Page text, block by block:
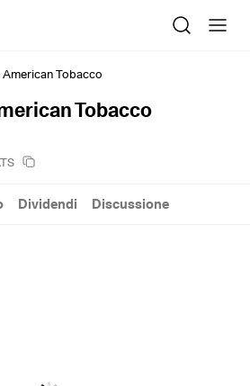
American Tobacco
Tobacco
Dividendi Discussione